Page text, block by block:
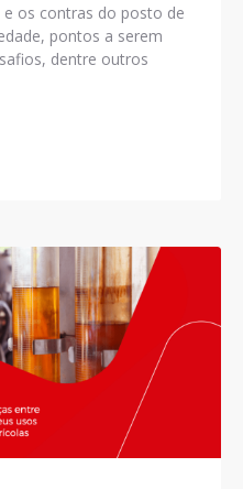
os contras do posto de
pontos a serem
dentre outros